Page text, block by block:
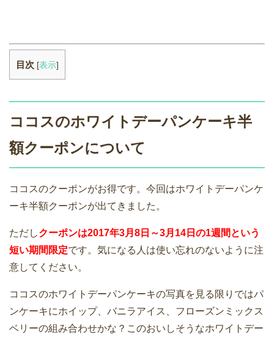
目次 [表示]
ココスのホワイトデーパンケーキ半
額クーポンについて
ココスのクーポンがお得です。今回はホワイトデーパンケ
ーキ半額クーポンが出てきました。
ただしクーポンは2017年3月8日～3月14日の1週間という
短い期間限定です。気になる人は使い忘れのないように注
意してください。
ココスのホワイトデーパンケーキの写真を見る限りではパ
ンケーキにホイップ、バニラアイス、フローズンミックス
ベリーの組み合わせかな？このおいしそうなホワイトデー